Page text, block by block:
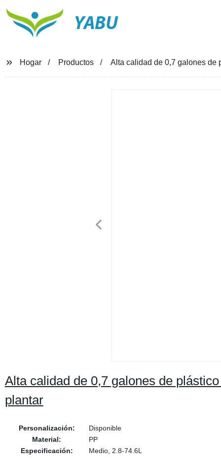
YABU
Hogar Productos Alta calidad de 0,7 galones de
Alta calidad de 0,7 galones de
plantar
Personalización:
Disponible
Material:
PP
Especificación:
Medio, 2.8-74.6L